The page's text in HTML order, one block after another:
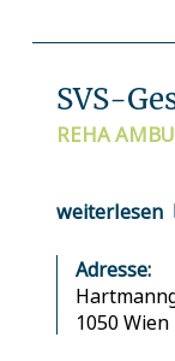
SVS-
REHA
weiterlesen
Adresse:
1050 Wien